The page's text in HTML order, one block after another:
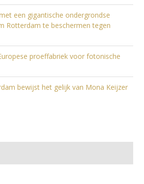
een gigantische ondergrondse
Rotterdam te beschermen tegen
proeffabriek voor fotonische
bewijst het gelijk van Mona Keijzer